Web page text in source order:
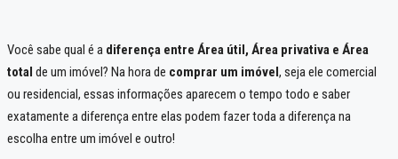
Você sabe qual é a diferença entre Área útil, Área privativa e Área
total de um imóvel? Na hora de comprar um imóvel, seja ele comercial
ou residencial, essas informações aparecem o tempo todo e saber
exatamente a diferença entre elas podem fazer toda a diferença na
escolha entre um imóvel e outro!